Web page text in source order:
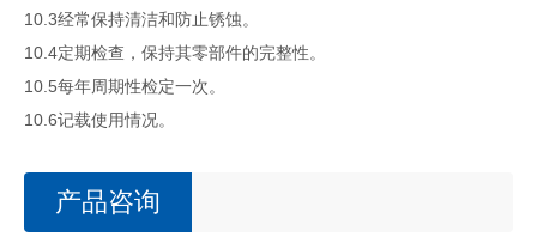
10.3经常保持清洁和防止锈蚀。
10.4定期检查，保持其零部件的完整性。
10.5每年周期性检定一次。
10.6记载使用情况。
产品咨询